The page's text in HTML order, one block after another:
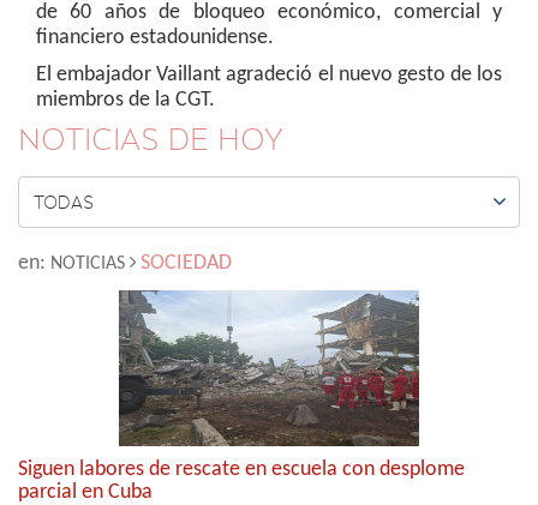
de 60 años de bloqueo económico, comercial y
financiero estadounidense.
El embajador Vaillant agradeció el nuevo gesto de los
miembros de la CGT.
NOTICIAS DE HOY
TODAS 
en: NOTICIAS SOCIEDAD
Siguen labores de rescate en escuela con desplome
parcial en Cuba